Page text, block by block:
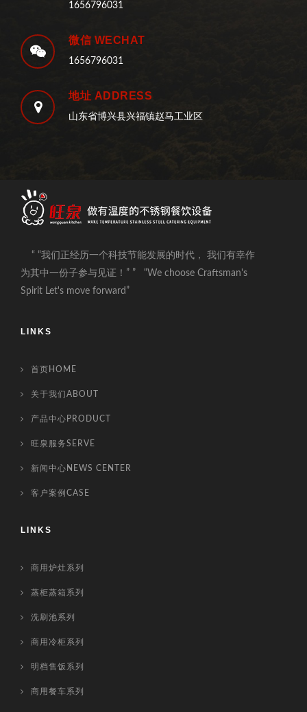
1656796031
微信 WECHAT
1656796031
地址 ADDRESS
山东省博兴县兴福镇赵马工业区
“ “我们正经历一个科技节能发展的时代， 我们有幸作
为其中一份子参与见证！” ” “We choose Craftsman's
Spirit Let's move forward”
LINKS
首页HOME
关于我们ABOUT
产品中心PRODUCT
旺泉服务SERVE
新闻中心NEWS CENTER
客户案例CASE
LINKS
商用炉灶系列
蒸柜蒸箱系列
洗刷池系列
商用冷柜系列
明档售饭系列
商用餐车系列